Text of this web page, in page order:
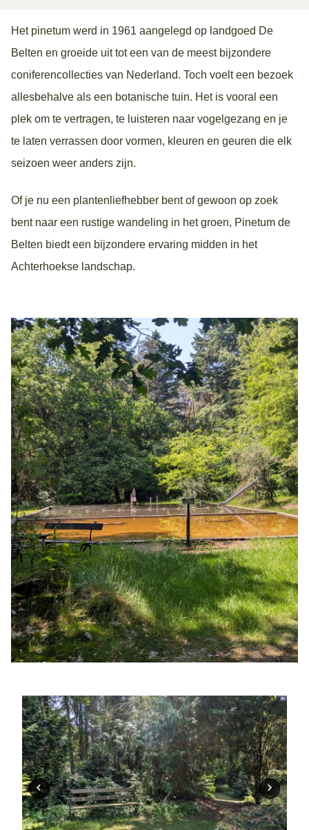
Het pinetum werd in 1961 aangelegd op landgoed De
Belten en groeide uit tot een van de meest bijzondere
coniferencollecties van Nederland. Toch voelt een bezoek
allesbehalve als een botanische tuin. Het is vooral een
plek om te vertragen, te luisteren naar vogelgezang en je
te laten verrassen door vormen, kleuren en geuren die elk
seizoen weer anders zijn.
Of je nu een plantenliefhebber bent of gewoon op zoek
bent naar een rustige wandeling in het groen, Pinetum de
Belten biedt een bijzondere ervaring midden in het
Achterhoekse landschap.